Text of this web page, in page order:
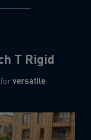
T Rigid
versatile